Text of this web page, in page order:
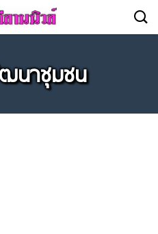
นาชุมชน